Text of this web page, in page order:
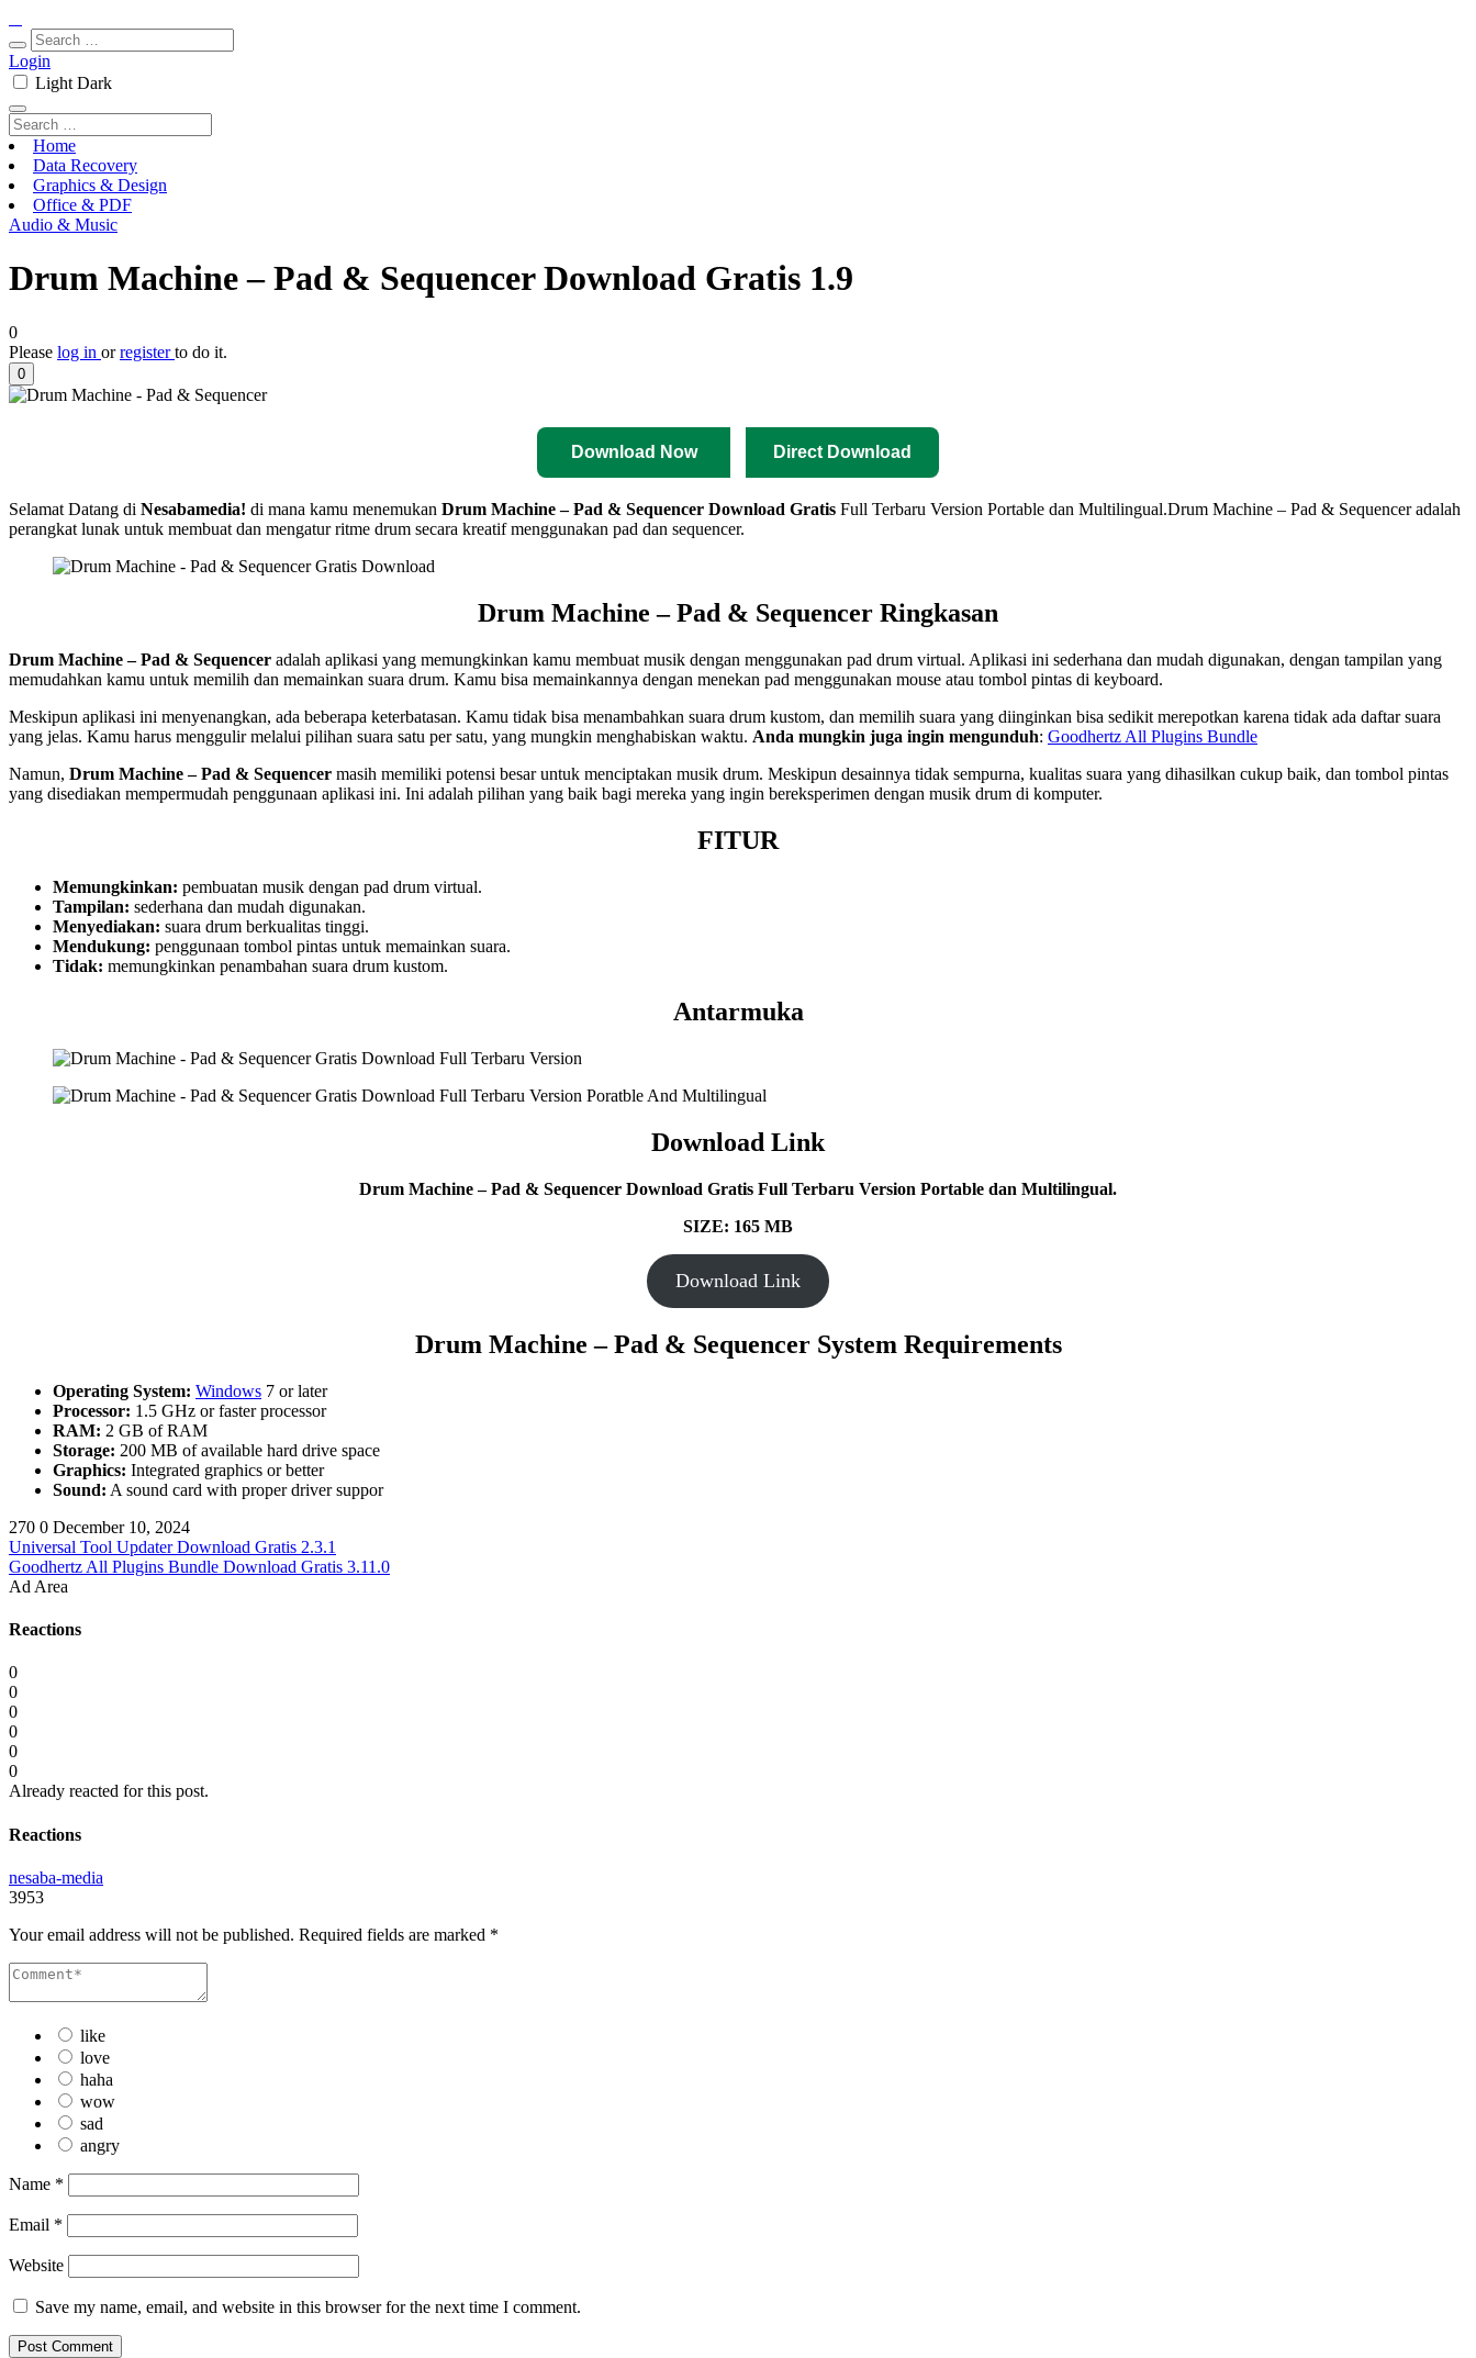
Login
Light Dark
Home
Data Recovery
Graphics & Design
Office & PDF
Audio & Music
Drum Machine – Pad & Sequencer Download Gratis 1.9
0
Please log in orregisterto do it.
0
Download Now Direct Download
Selamat Datang di Nesabamedia! di mana kamu menemukan Drum Machine – Pad & Sequencer Download Gratis Full Terbaru Version Portable dan Multilingual.Drum Machine – Pad & Sequencer adalah
perangkat lunak untuk membuat dan mengatur ritme drum secara kreatif menggunakan pad dan sequencer.
Drum Machine – Pad & Sequencer Ringkasan
Drum Machine – Pad & Sequencer adalah aplikasi yang memungkinkan kamu membuat musik dengan menggunakan pad drum virtual. Aplikasi ini sederhana dan mudah digunakan, dengan tampilan yang
memudahkan kamu untuk memilih dan memainkan suara drum. Kamu bisa memainkannya dengan menekan pad menggunakan mouse atau tombol pintas di keyboard.
Meskipun aplikasi ini menyenangkan, ada beberapa keterbatasan. Kamu tidak bisa menambahkan suara drum kustom, dan memilih suara yang diinginkan bisa sedikit merepotkan karena tidak ada daftar suara
yang jelas. Kamu harus menggulir melalui pilihan suara satu per satu, yang mungkin menghabiskan waktu. Anda mungkin juga ingin mengunduh: Goodhertz All Plugins Bundle
Namun, Drum Machine – Pad & Sequencer masih memiliki potensi besar untuk menciptakan musik drum. Meskipun desainnya tidak sempurna, kualitas suara yang dihasilkan cukup baik, dan tombol pintas
yang disediakan mempermudah penggunaan aplikasi ini. Ini adalah pilihan yang baik bagi mereka yang ingin bereksperimen dengan musik drum di komputer.
FITUR
Memungkinkan: pembuatan musik dengan pad drum virtual.
Tampilan: sederhana dan mudah digunakan.
Menyediakan: suara drum berkualitas tinggi.
Mendukung: penggunaan tombol pintas untuk memainkan suara.
Tidak: memungkinkan penambahan suara drum kustom.
Antarmuka
Download Link
Drum Machine – Pad & Sequencer Download Gratis Full Terbaru Version Portable dan Multilingual.
SIZE: 165 MB
Download Link
Drum Machine – Pad & Sequencer System Requirements
Operating System: Windows 7 or later
Processor: 1.5 GHz or faster processor
RAM: 2 GB of RAM
Storage: 200 MB of available hard drive space
Graphics: Integrated graphics or better
Sound: A sound card with proper driver suppor
270 0 December 10, 2024
Universal Tool Updater Download Gratis 2.3.1
Goodhertz All Plugins Bundle Download Gratis 3.11.0
Ad Area
Reactions
0
0
0
0
0
0
Already reacted for this post.
Reactions
nesaba-media
3953
Your email address will not be published. Required fields are marked *
like
love
haha
wow
sad
angry
Name *
Email *
Website
Save my name, email, and website in this browser for the next time I comment.